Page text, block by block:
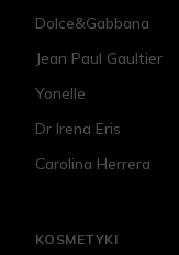
Dolce&Gabbana
Jean Paul Gaultier
Yonelle
Dr Irena Eris
Carolina Herrera
KOSMETYKI